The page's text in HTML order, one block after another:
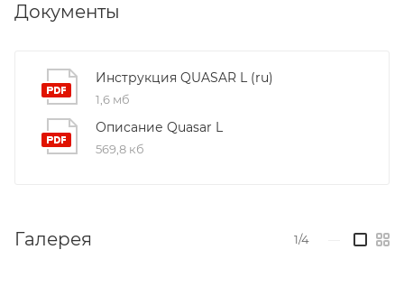
окон (в комплекте)
Документы
Инструкция QUASAR L (ru)
1,6 мб
Описание Quasar L
569,8 кб
Галерея 1/4